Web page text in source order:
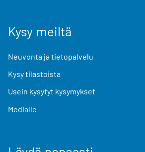
Kysy meiltä
Neuvonta ja tietopalvelu
Kysy tilastoista
Usein kysytyt kysymykset
Medialle